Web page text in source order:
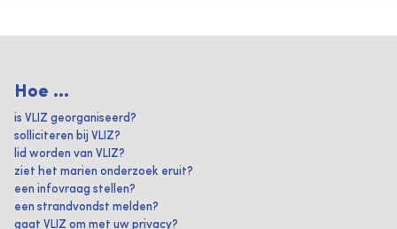
Hoe ...
is VLIZ georganiseerd?
solliciteren bij VLIZ?
lid worden van VLIZ?
ziet het marien onderzoek eruit?
een infovraag stellen?
een strandvondst melden?
gaat VLIZ om met uw privacy?